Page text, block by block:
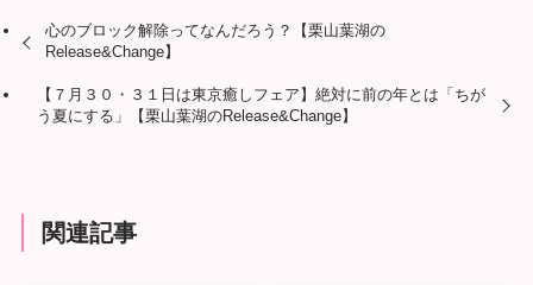
心のブロック解除ってなんだろう？【栗山葉湖の
Release&Change】
【７月３０・３１日は東京癒しフェア】絶対に前の年とは「ちが
う夏にする」【栗山葉湖のRelease&Change】
関連記事